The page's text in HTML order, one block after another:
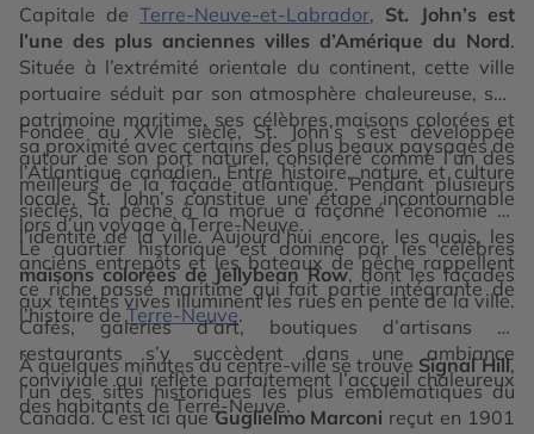
Capitale de Terre-Neuve-et-Labrador, St. John’s est
l’une des plus anciennes villes d’Amérique du Nord.
Située à l’extrémité orientale du continent, cette ville
portuaire séduit par son atmosphère chaleureuse, son
patrimoine maritime, ses célèbres maisons colorées et
sa proximité avec certains des plus beaux paysages de
l’Atlantique canadien. Entre histoire, nature et culture
locale, St. John’s constitue une étape incontournable
lors d’un voyage à Terre-Neuve.
Fondée au XVIe siècle, St. John’s s’est développée
autour de son port naturel, considéré comme l’un des
meilleurs de la façade atlantique. Pendant plusieurs
siècles, la pêche à la morue a façonné l’économie et
l’identité de la ville. Aujourd’hui encore, les quais, les
anciens entrepôts et les bateaux de pêche rappellent
ce riche passé maritime qui fait partie intégrante de
l’histoire deTerre-Neuve.
Le quartier historique est dominé par les célèbres
maisons colorées de Jellybean Row, dont les façades
aux teintes vives illuminent les rues en pente de la ville.
Cafés, galeries d’art, boutiques d’artisans et
restaurants s’y succèdent dans une ambiance
conviviale qui reflète parfaitement l’accueil chaleureux
des habitants de Terre-Neuve.
À quelques minutes du centre-ville se trouve Signal Hill,
l’un des sites historiques les plus emblématiques du
Canada. C’est ici queGuglielmo Marconi reçut en 1901